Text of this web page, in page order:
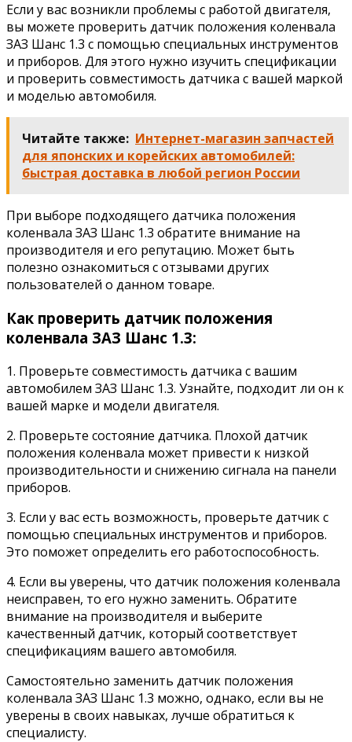
Если у вас возникли проблемы с работой двигателя,
вы можете проверить датчик положения коленвала
ЗАЗ Шанс 1.3 с помощью специальных инструментов
и приборов. Для этого нужно изучить спецификации
и проверить совместимость датчика с вашей маркой
и моделью автомобиля.
Читайте также: Интернет-магазин запчастей
для японских и корейских автомобилей:
быстрая доставка в любой регион России
При выборе подходящего датчика положения
коленвала ЗАЗ Шанс 1.3 обратите внимание на
производителя и его репутацию. Может быть
полезно ознакомиться с отзывами других
пользователей о данном товаре.
Как проверить датчик положения
коленвала ЗАЗ Шанс 1.3:
1. Проверьте совместимость датчика с вашим
автомобилем ЗАЗ Шанс 1.3. Узнайте, подходит ли он к
вашей марке и модели двигателя.
2. Проверьте состояние датчика. Плохой датчик
положения коленвала может привести к низкой
производительности и снижению сигнала на панели
приборов.
3. Если у вас есть возможность, проверьте датчик с
помощью специальных инструментов и приборов.
Это поможет определить его работоспособность.
4. Если вы уверены, что датчик положения коленвала
неисправен, то его нужно заменить. Обратите
внимание на производителя и выберите
качественный датчик, который соответствует
спецификациям вашего автомобиля.
Самостоятельно заменить датчик положения
коленвала ЗАЗ Шанс 1.3 можно, однако, если вы не
уверены в своих навыках, лучше обратиться к
специалисту.